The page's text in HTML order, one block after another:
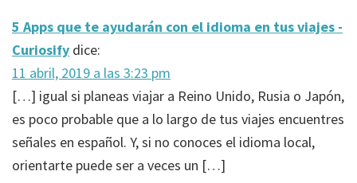
los
lectores
5 Apps que te ayudarán con el idioma en tus viajes -
Curiosify dice:
11 abril, 2019 a las 3:23 pm
[…] igual si planeas viajar a Reino Unido, Rusia o Japón,
es poco probable que a lo largo de tus viajes encuentres
señales en español. Y, si no conoces el idioma local,
orientarte puede ser a veces un […]